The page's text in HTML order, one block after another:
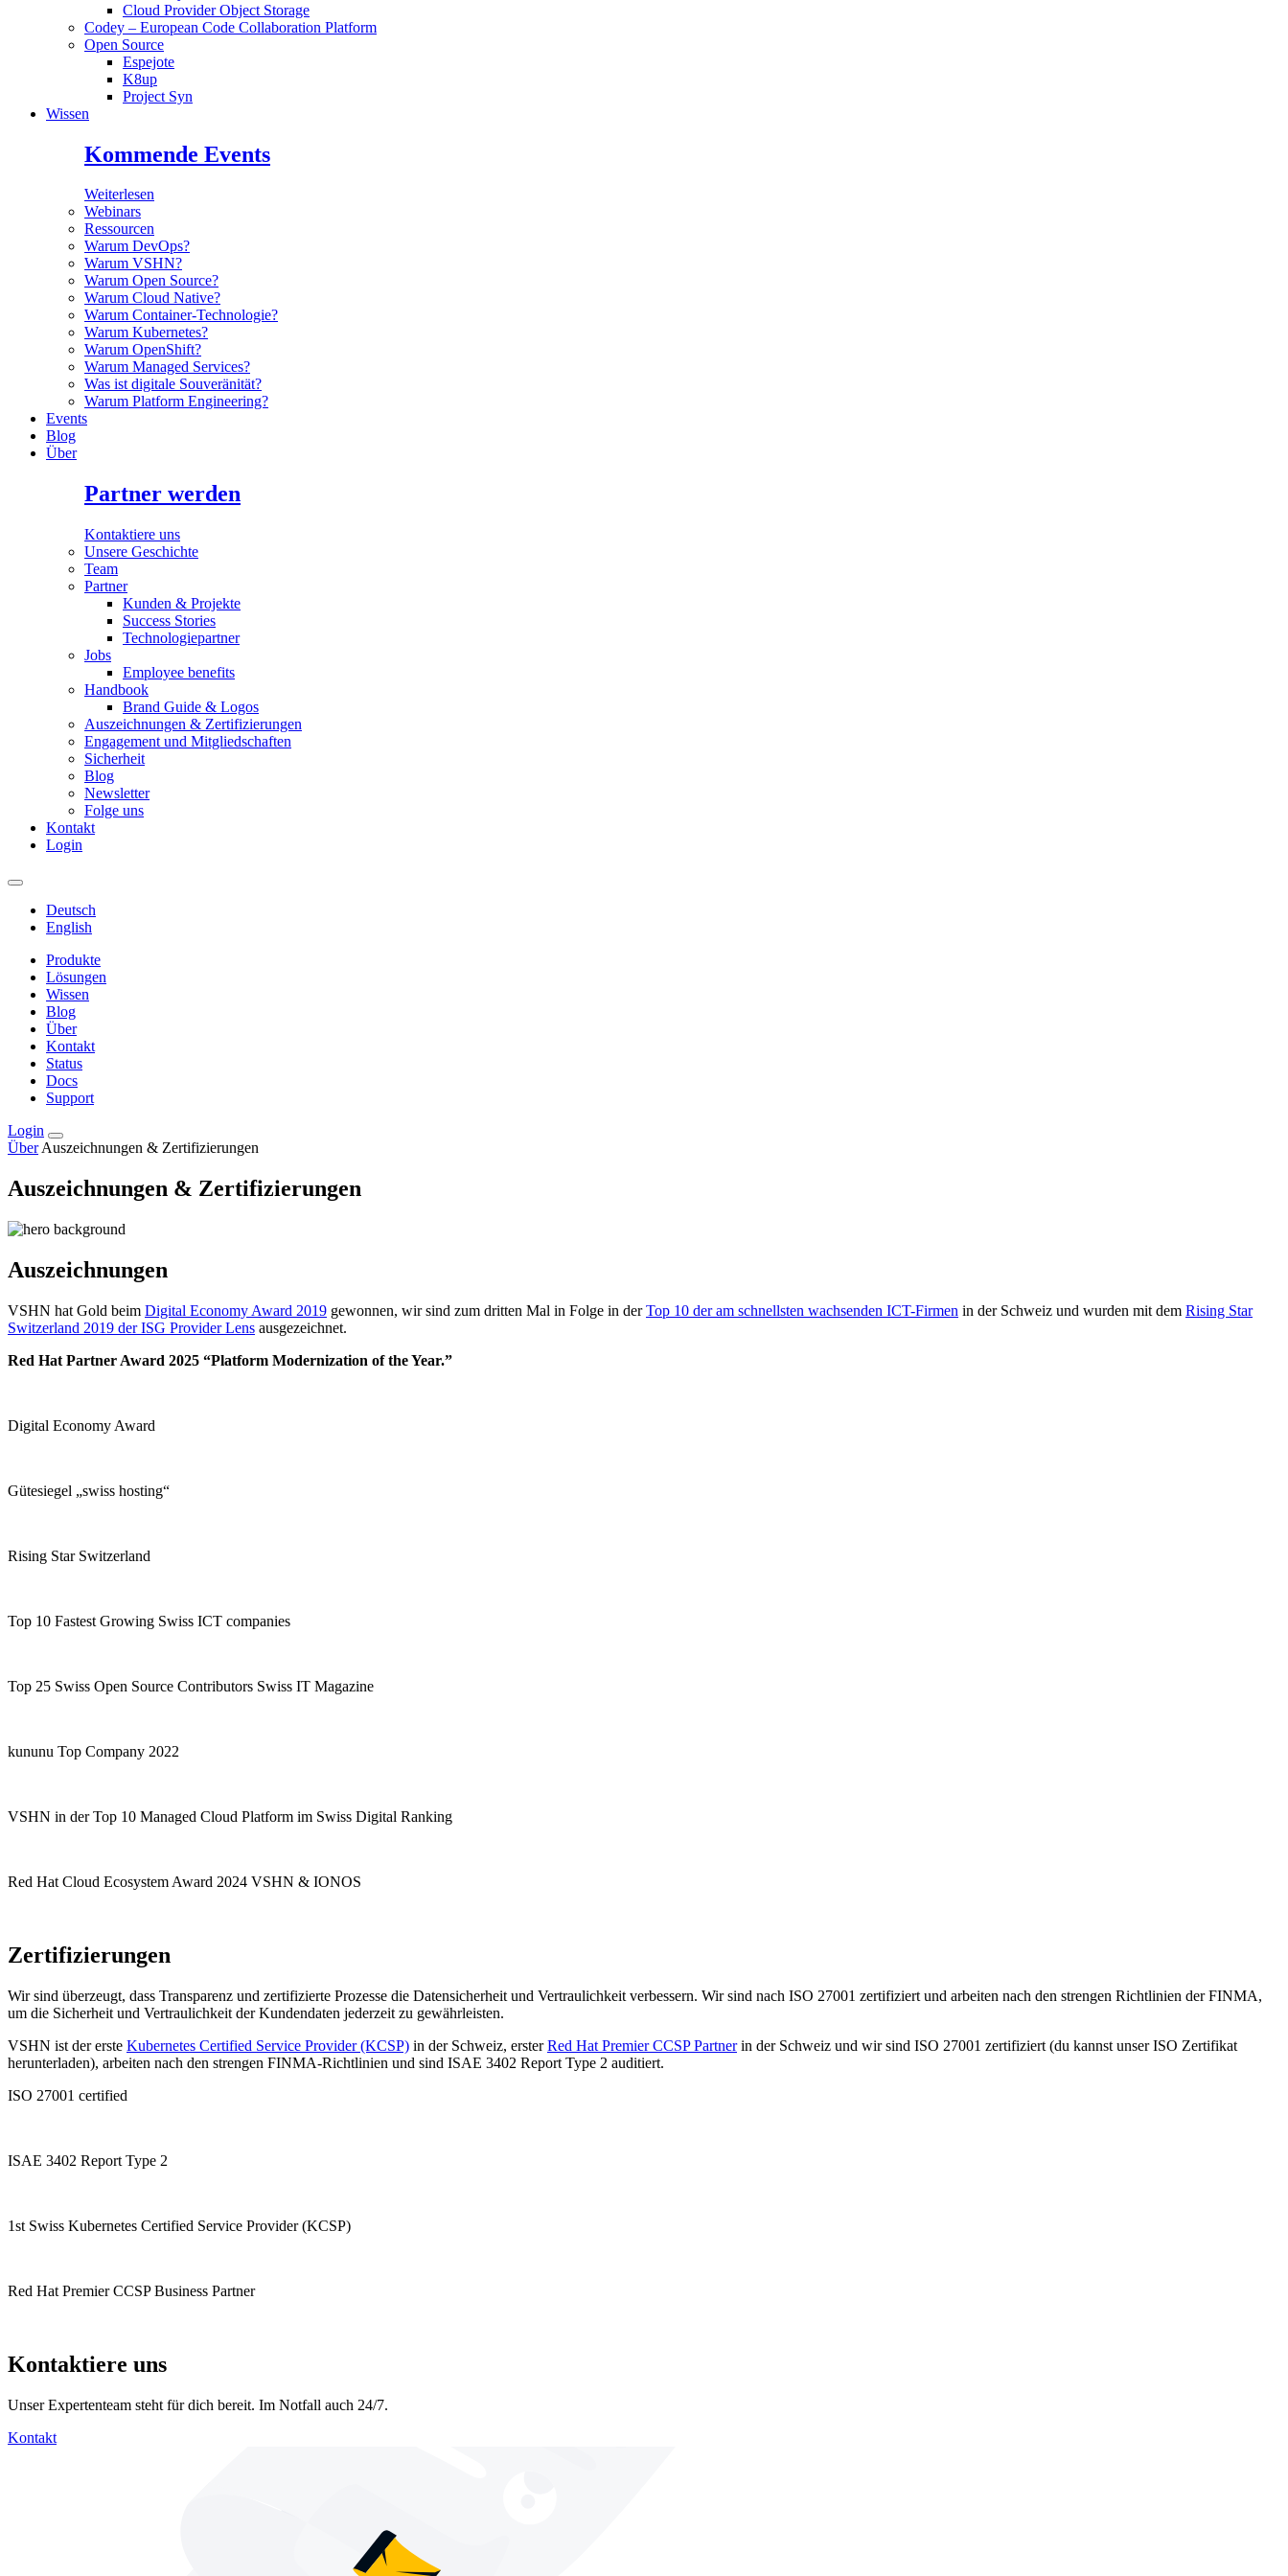
Cloud Provider Object Storage
Codey – European Code Collaboration Platform
Open Source
Espejote
K8up
Project Syn
Wissen
Kommende Events
Weiterlesen
Webinars
Ressourcen
Warum DevOps?
Warum VSHN?
Warum Open Source?
Warum Cloud Native?
Warum Container-Technologie?
Warum Kubernetes?
Warum OpenShift?
Warum Managed Services?
Was ist digitale Souveränität?
Warum Platform Engineering?
Events
Blog
Über
Partner werden
Kontaktiere uns
Unsere Geschichte
Team
Partner
Kunden & Projekte
Success Stories
Technologiepartner
Jobs
Employee benefits
Handbook
Brand Guide & Logos
Auszeichnungen & Zertifizierungen
Engagement und Mitgliedschaften
Sicherheit
Blog
Newsletter
Folge uns
Kontakt
Login
Deutsch
English
Produkte
Lösungen
Wissen
Blog
Über
Kontakt
Status
Docs
Support
Login
Über Auszeichnungen & Zertifizierungen
Auszeichnungen & Zertifizierungen
Auszeichnungen
VSHN hat Gold beim Digital Economy Award 2019 gewonnen, wir sind zum dritten Mal in Folge in derTop 10 der am schnellsten wachsenden ICT-Firmen in der Schweiz und wurden mit dem Rising Star
Switzerland 2019 der ISG Provider Lens ausgezeichnet.
Red Hat Partner Award 2025 “Platform Modernization of the Year.”
Digital Economy Award
Gütesiegel „swiss hosting“
Rising Star Switzerland
Top 10 Fastest Growing Swiss ICT companies
Top 25 Swiss Open Source Contributors Swiss IT Magazine
kununu Top Company 2022
VSHN in der Top 10 Managed Cloud Platform im Swiss Digital Ranking
Red Hat Cloud Ecosystem Award 2024 VSHN & IONOS
Zertifizierungen
Wir sind überzeugt, dass Transparenz und zertifizierte Prozesse die Datensicherheit und Vertraulichkeit verbessern. Wir sind nach ISO 27001 zertifiziert und arbeiten nach den strengen Richtlinien der FINMA,
um die Sicherheit und Vertraulichkeit der Kundendaten jederzeit zu gewährleisten.
VSHN ist der erste Kubernetes Certified Service Provider (KCSP) in der Schweiz, ersterRed Hat Premier CCSP Partnerin der Schweiz und wir sind ISO 27001 zertifiziert (du kannst unser ISO Zertifikat
herunterladen), arbeiten nach den strengen FINMA-Richtlinien und sind ISAE 3402 Report Type 2 auditiert.
ISO 27001 certified
ISAE 3402 Report Type 2
1st Swiss Kubernetes Certified Service Provider (KCSP)
Red Hat Premier CCSP Business Partner
Kontaktiere uns
Unser Expertenteam steht für dich bereit. Im Notfall auch 24/7.
Kontakt